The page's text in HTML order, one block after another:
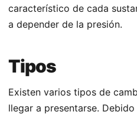
característico de cada
a depender de la presión.
Tipos
Existen varios tipos de
llegar a presentarse.